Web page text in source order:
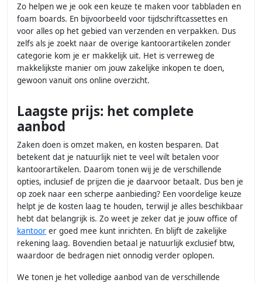
Zo helpen we je ook een keuze te maken voor tabbladen en
foam boards. En bijvoorbeeld voor tijdschriftcassettes en
voor alles op het gebied van verzenden en verpakken. Dus
zelfs als je zoekt naar de overige kantoorartikelen zonder
categorie kom je er makkelijk uit. Het is verreweg de
makkelijkste manier om jouw zakelijke inkopen te doen,
gewoon vanuit ons online overzicht.
Laagste prijs: het complete
aanbod
Zaken doen is omzet maken, en kosten besparen. Dat
betekent dat je natuurlijk niet te veel wilt betalen voor
kantoorartikelen. Daarom tonen wij je de verschillende
opties, inclusief de prijzen die je daarvoor betaalt. Dus ben je
op zoek naar een scherpe aanbieding? Een voordelige keuze
helpt je de kosten laag te houden, terwijl je alles beschikbaar
hebt dat belangrijk is. Zo weet je zeker dat je jouw office of
kantoor er goed mee kunt inrichten. En blijft de zakelijke
rekening laag. Bovendien betaal je natuurlijk exclusief btw,
waardoor de bedragen niet onnodig verder oplopen.
We tonen je het volledige aanbod van de verschillende